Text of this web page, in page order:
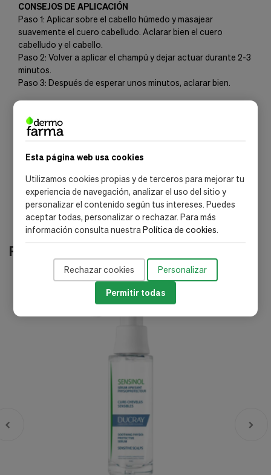
Esta página web usa cookies
Utilizamos cookies propias y de terceros para mejorar tu
experiencia de navegación, analizar el uso del sitio y
personalizar el contenido según tus intereses. Puedes
aceptar todas, personalizar o rechazar. Para más
información consulta nuestraPolítica de cookies.
Rechazar cookies Personalizar
Permitir todas
CONSEJOS DE APLICACIÓN
Paso 1: Aplicar sobre el cabello húmedo y masajear
suavemente el cuero cabelludo. Aclarar bien el cuero
cabelludo y el cabello.
Paso 2: Volver a aplicar el champú y dejar actuar durante 2-3
minutos.
Paso 3: Después de esperar unos minutos, aclarar bien.
INGREDIENTES
- Polidocanol: Activo calmante y antipicor que proporciona
alivio rápido y duradero.
garantiza una alta tolerancia incluso en las pieles más
Productos relacionados